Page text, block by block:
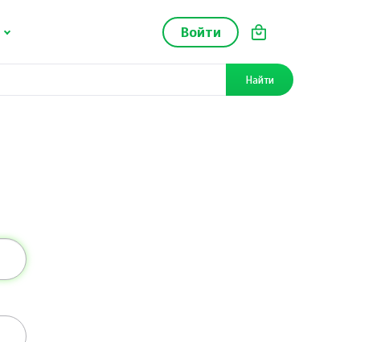
Войти
Найти